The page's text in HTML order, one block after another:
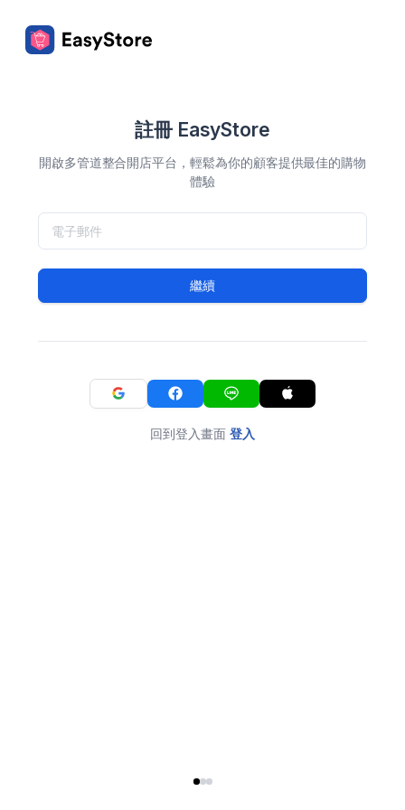
註冊 EasyStore
開啟多管道整合開店平台，輕鬆為你的顧客提供最佳的購物
體驗
繼續
回到登入畫面 登入